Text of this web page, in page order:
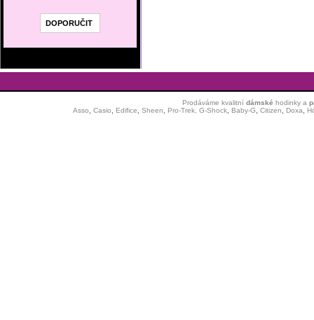
Prodáváme kvalitní dámské hodinkya
Asso
Casio Edifice Sheen Pro-Trek, G-Shock, Baby-G Citizen Doxa